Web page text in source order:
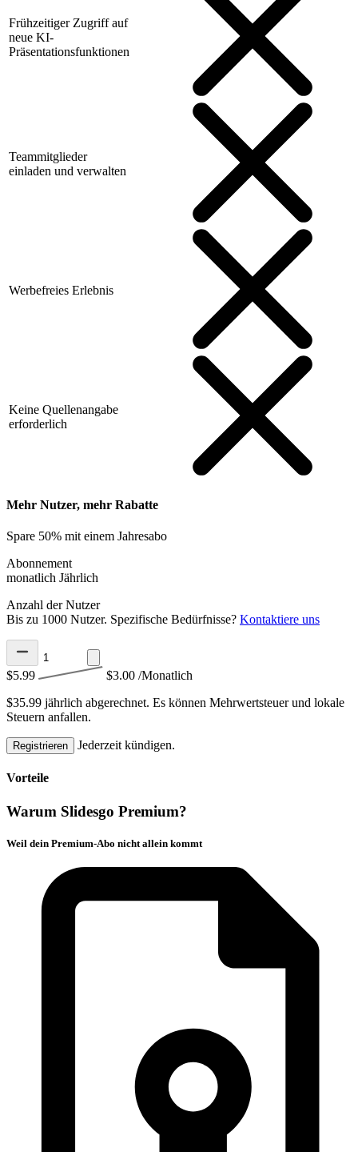
Frühzeitiger Zugriff auf
neue KI-
Präsentationsfunktionen
Teammitglieder
einladen und verwalten
Werbefreies Erlebnis
Keine Quellenangabe
erforderlich
Mehr Nutzer, mehr Rabatte
Spare 50% mit einem Jahresabo
Abonnement
monatlich Jährlich
Anzahl der Nutzer
Bis zu 1000 Nutzer. Spezifische Bedürfnisse? Kontaktiere uns
$5.99 $3.00 /Monatlich
$35.99 jährlich abgerechnet. Es können Mehrwertsteuer und lokale
Steuern anfallen.
Registrieren Jederzeit kündigen.
Vorteile
Warum Slidesgo Premium?
Weil dein Premium-Abo nicht allein kommt